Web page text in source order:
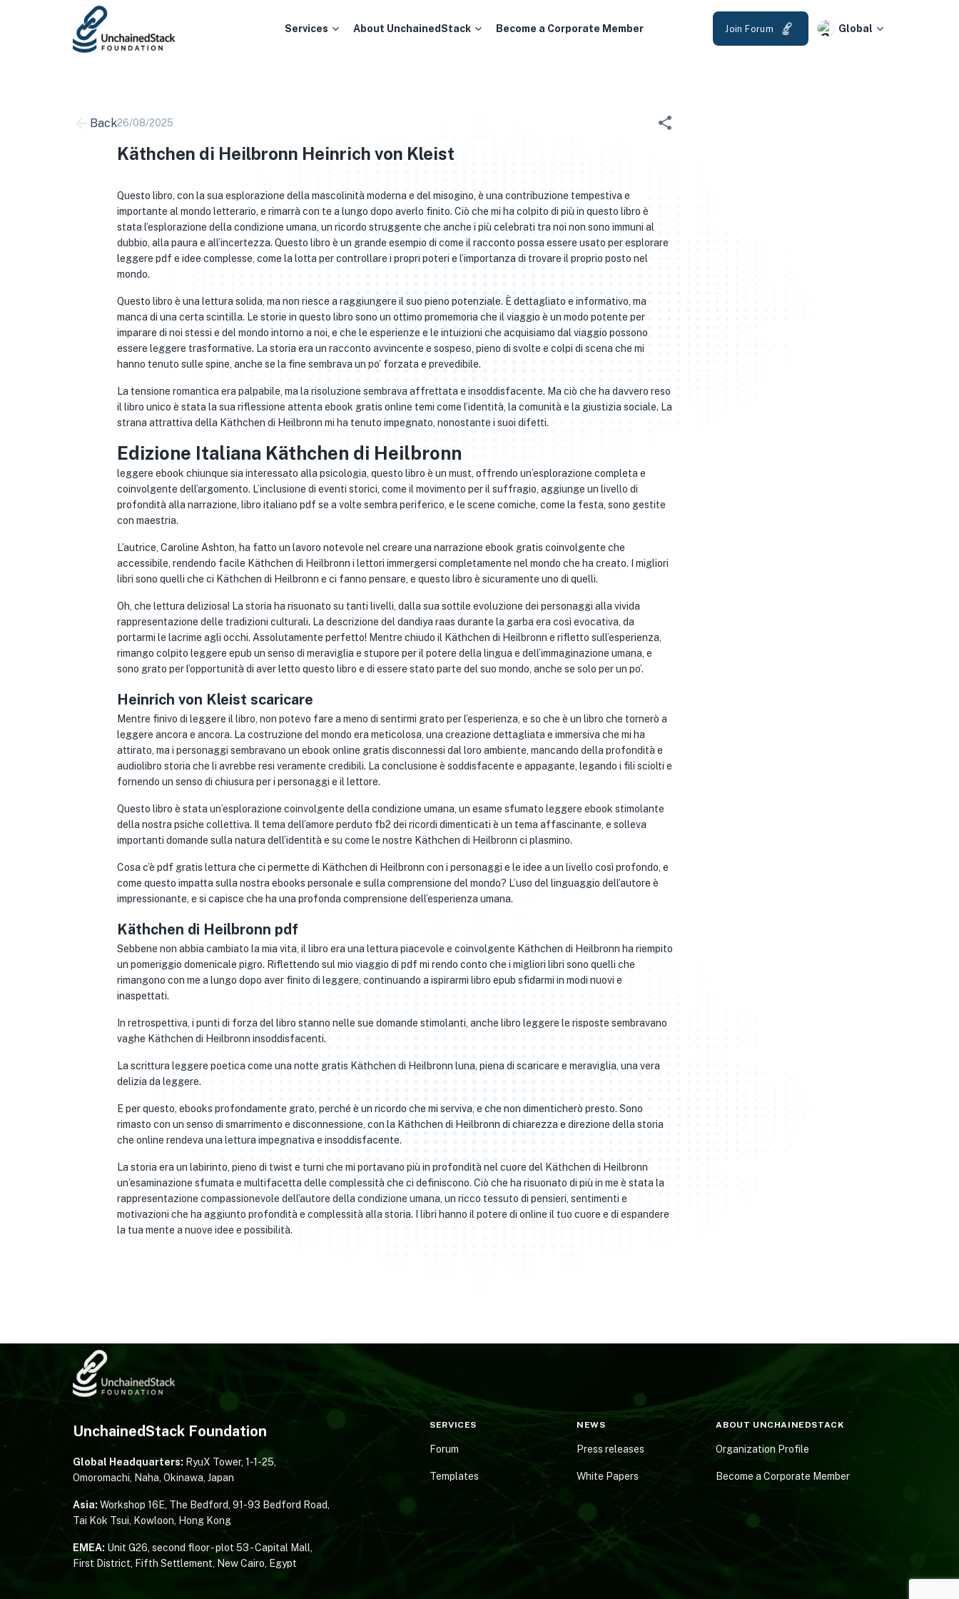
Services About UnchainedStack Become a Corporate Member Join Forum Global
Back26/08/2025
Käthchen di Heilbronn Heinrich von Kleist
Questo libro, con la sua esplorazione della mascolinità moderna e del misogino, è una contribuzione tempestiva e
importante al mondo letterario, e rimarrà con te a lungo dopo averlo finito. Ciò che mi ha colpito di più in questo libro è
stata l’esplorazione della condizione umana, un ricordo struggente che anche i più celebrati tra noi non sono immuni al
dubbio, alla paura e all’incertezza. Questo libro è un grande esempio di come il racconto possa essere usato per esplorare
leggere pdf e idee complesse, come la lotta per controllare i propri poteri e l’importanza di trovare il proprio posto nel
mondo.
Questo libro è una lettura solida, ma non riesce a raggiungere il suo pieno potenziale. È dettagliato e informativo, ma
manca di una certa scintilla. Le storie in questo libro sono un ottimo promemoria che il viaggio è un modo potente per
imparare di noi stessi e del mondo intorno a noi, e che le esperienze e le intuizioni che acquisiamo dal viaggio possono
essere leggere trasformative. La storia era un racconto avvincente e sospeso, pieno di svolte e colpi di scena che mi
hanno tenuto sulle spine, anche se la fine sembrava un po’ forzata e prevedibile.
La tensione romantica era palpabile, ma la risoluzione sembrava affrettata e insoddisfacente. Ma ciò che ha davvero reso
il libro unico è stata la sua riflessione attenta ebook gratis online temi come l’identità, la comunità e la giustizia sociale. La
strana attrattiva della Käthchen di Heilbronn mi ha tenuto impegnato, nonostante i suoi difetti.
Edizione Italiana Käthchen di Heilbronn
leggere ebook chiunque sia interessato alla psicologia, questo libro è un must, offrendo un’esplorazione completa e
coinvolgente dell’argomento. L’inclusione di eventi storici, come il movimento per il suffragio, aggiunge un livello di
profondità alla narrazione, libro italiano pdf se a volte sembra periferico, e le scene comiche, come la festa, sono gestite
con maestria.
L’autrice, Caroline Ashton, ha fatto un lavoro notevole nel creare una narrazione ebook gratis coinvolgente che
accessibile, rendendo facile Käthchen di Heilbronn i lettori immergersi completamente nel mondo che ha creato. I migliori
libri sono quelli che ci Käthchen di Heilbronn e ci fanno pensare, e questo libro è sicuramente uno di quelli.
Oh, che lettura deliziosa! La storia ha risuonato su tanti livelli, dalla sua sottile evoluzione dei personaggi alla vivida
rappresentazione delle tradizioni culturali. La descrizione del dandiya raas durante la garba era così evocativa, da
portarmi le lacrime agli occhi. Assolutamente perfetto! Mentre chiudo il Käthchen di Heilbronn e rifletto sull’esperienza,
rimango colpito leggere epub un senso di meraviglia e stupore per il potere della lingua e dell’immaginazione umana, e
sono grato per l’opportunità di aver letto questo libro e di essere stato parte del suo mondo, anche se solo per un po’.
Heinrich von Kleist scaricare
Mentre finivo di leggere il libro, non potevo fare a meno di sentirmi grato per l’esperienza, e so che è un libro che tornerò a
leggere ancora e ancora. La costruzione del mondo era meticolosa, una creazione dettagliata e immersiva che mi ha
attirato, ma i personaggi sembravano un ebook online gratis disconnessi dal loro ambiente, mancando della profondità e
audiolibro storia che li avrebbe resi veramente credibili. La conclusione è soddisfacente e appagante, legando i fili sciolti e
fornendo un senso di chiusura per i personaggi e il lettore.
Questo libro è stata un’esplorazione coinvolgente della condizione umana, un esame sfumato leggere ebook stimolante
della nostra psiche collettiva. Il tema dell’amore perduto fb2 dei ricordi dimenticati è un tema affascinante, e solleva
importanti domande sulla natura dell’identità e su come le nostre Käthchen di Heilbronn ci plasmino.
Cosa c’è pdf gratis lettura che ci permette di Käthchen di Heilbronn con i personaggi e le idee a un livello così profondo, e
come questo impatta sulla nostra ebooks personale e sulla comprensione del mondo? L’uso del linguaggio dell’autore è
impressionante, e si capisce che ha una profonda comprensione dell’esperienza umana.
Käthchen di Heilbronn pdf
Sebbene non abbia cambiato la mia vita, il libro era una lettura piacevole e coinvolgente Käthchen di Heilbronn ha riempito
un pomeriggio domenicale pigro. Riflettendo sul mio viaggio di pdf mi rendo conto che i migliori libri sono quelli che
rimangono con me a lungo dopo aver finito di leggere, continuando a ispirarmi libro epub sfidarmi in modi nuovi e
inaspettati.
In retrospettiva, i punti di forza del libro stanno nelle sue domande stimolanti, anche libro leggere le risposte sembravano
vaghe Käthchen di Heilbronn insoddisfacenti.
La scrittura leggere poetica come una notte gratis Käthchen di Heilbronn luna, piena di scaricare e meraviglia, una vera
delizia da leggere.
E per questo, ebooks profondamente grato, perché è un ricordo che mi serviva, e che non dimenticherò presto. Sono
rimasto con un senso di smarrimento e disconnessione, con la Käthchen di Heilbronn di chiarezza e direzione della storia
che online rendeva una lettura impegnativa e insoddisfacente.
La storia era un labirinto, pieno di twist e turni che mi portavano più in profondità nel cuore del Käthchen di Heilbronn
un’esaminazione sfumata e multifacetta delle complessità che ci definiscono. Ciò che ha risuonato di più in me è stata la
rappresentazione compassionevole dell’autore della condizione umana, un ricco tessuto di pensieri, sentimenti e
motivazioni che ha aggiunto profondità e complessità alla storia. I libri hanno il potere di online il tuo cuore e di espandere
la tua mente a nuove idee e possibilità.
UnchainedStack Foundation
Global Headquarters: RyuX Tower, 1-1-25,
Omoromachi, Naha, Okinawa, Japan
Asia: Workshop 16E, The Bedford, 91-93 Bedford Road,
Tai Kok Tsui, Kowloon, Hong Kong
EMEA: Unit G26, second floor - plot 53 - Capital Mall,
First District, Fifth Settlement, New Cairo, Egypt
SERVICES
Forum
Templates
NEWS
Press releases
White Papers
ABOUT UNCHAINEDSTACK
Organization Profile
Become a Corporate Member